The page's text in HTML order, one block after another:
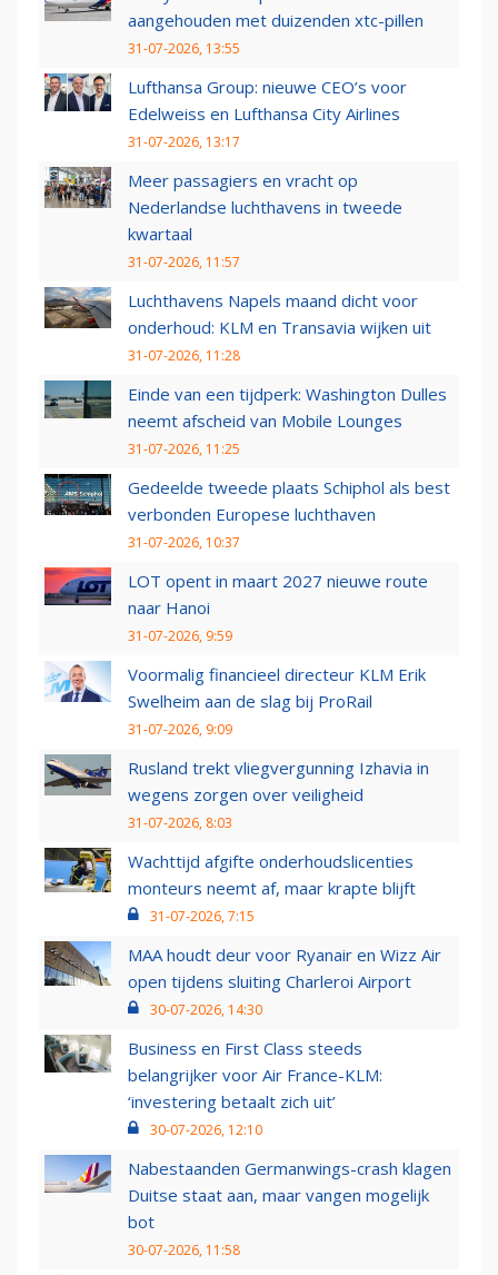
aangehouden met duizenden xtc-pillen
31-07-2026, 13:55
Lufthansa Group: nieuwe CEO’s voor
Edelweiss en Lufthansa City Airlines
31-07-2026, 13:17
Meer passagiers en vracht op
Nederlandse luchthavens in tweede
kwartaal
31-07-2026, 11:57
Luchthavens Napels maand dicht voor
onderhoud: KLM en Transavia wijken uit
31-07-2026, 11:28
Einde van een tijdperk: Washington Dulles
neemt afscheid van Mobile Lounges
31-07-2026, 11:25
Gedeelde tweede plaats Schiphol als best
verbonden Europese luchthaven
31-07-2026, 10:37
LOT opent in maart 2027 nieuwe route
naar Hanoi
31-07-2026, 9:59
Voormalig financieel directeur KLM Erik
Swelheim aan de slag bij ProRail
31-07-2026, 9:09
Rusland trekt vliegvergunning Izhavia in
wegens zorgen over veiligheid
31-07-2026, 8:03
Wachttijd afgifte onderhoudslicenties
monteurs neemt af, maar krapte blijft
31-07-2026, 7:15
MAA houdt deur voor Ryanair en Wizz Air
open tijdens sluiting Charleroi Airport
30-07-2026, 14:30
Business en First Class steeds
belangrijker voor Air France-KLM:
‘investering betaalt zich uit’
30-07-2026, 12:10
Nabestaanden Germanwings-crash klagen
Duitse staat aan, maar vangen mogelijk
bot
30-07-2026, 11:58